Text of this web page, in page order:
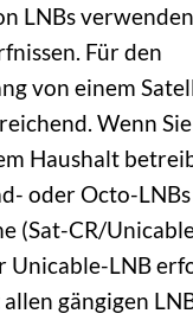
LNBs
Für den
von einem
Wenn
Haushalt
oder Octo-
(Sat-CR/
Unicable-LNB
gängigen